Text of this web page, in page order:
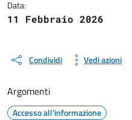
Data:
11 Febbraio 2026
Condividi Vedi azioni
Argomenti
Accesso all'informazione